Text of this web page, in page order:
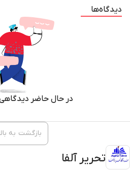
دیدگاه‌ها
در حال حاضر
تحریر آلفا
بازگشت به